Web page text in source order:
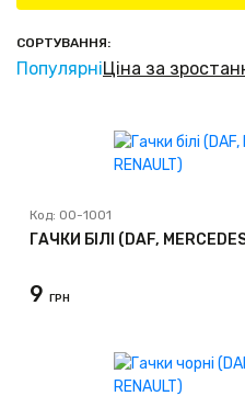
СОРТУВАННЯ:
ПопулярніЦіна за
Код: 00-1001
ГАЧКИ БІЛІ (DAF,
9 ГРН